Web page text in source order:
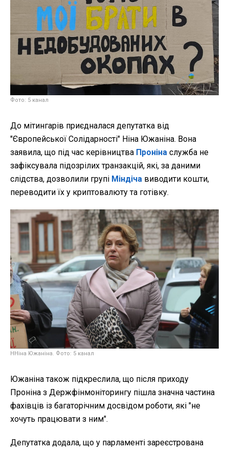
Фото: 5 канал
До мітингарів приєдналася депутатка від
"Європейської Солідарності" Ніна Южаніна. Вона
заявила, що під час керівництва Проніна служба не
зафіксувала підозрілих транзакцій, які, за даними
слідства, дозволили групі Міндіча виводити кошти,
переводити їх у криптовалюту та готівку.
ННіна Южаніна. Фото: 5 канал
Южаніна також підкреслила, що після приходу
Проніна з Держфінмоніторингу пішла значна частина
фахівців із багаторічним досвідом роботи, які "не
хочуть працювати з ним".
Депутатка додала, що у парламенті зареєстрована